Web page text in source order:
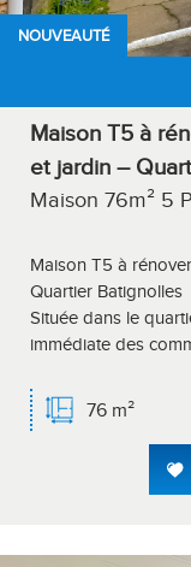
NOUVEAUTÉ
Maison T5 à
et jardin –
Maison 76m² 5
Maison T5 à
Quartier Batignolles
Située dans le
immédiate des
76 m²